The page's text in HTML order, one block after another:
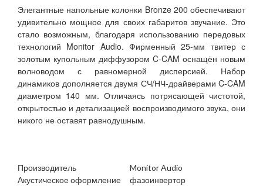
Элегантные напольные колонки Bronze 200 обеспечивают
удивительно мощное для своих габаритов звучание. Это
стало возможным, благодаря использованию передовых
технологий Monitor Audio. Фирменный 25-мм твитер с
золотым купольным диффузором C-CAM оснащён новым
волноводом с равномерной дисперсией. Набор
динамиков дополняется двумя СЧ/НЧ-драйверами C-CAM
диаметром 140 мм. Отличаясь потрясающей чистотой,
открытостью и детализацией воспроизводимого звука, они
никого не оставят равнодушным.
Производитель
Monitor Audio
Акустическое оформление
фазоинвертор